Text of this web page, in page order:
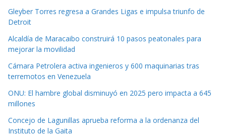
Gleyber Torres regresa a Grandes Ligas e impulsa triunfo de
Detroit
Alcaldía de Maracaibo construirá 10 pasos peatonales para
mejorar la movilidad
Cámara Petrolera activa ingenieros y 600 maquinarias tras
terremotos en Venezuela
ONU: El hambre global disminuyó en 2025 pero impacta a 645
millones
Concejo de Lagunillas aprueba reforma a la ordenanza del
Instituto de la Gaita